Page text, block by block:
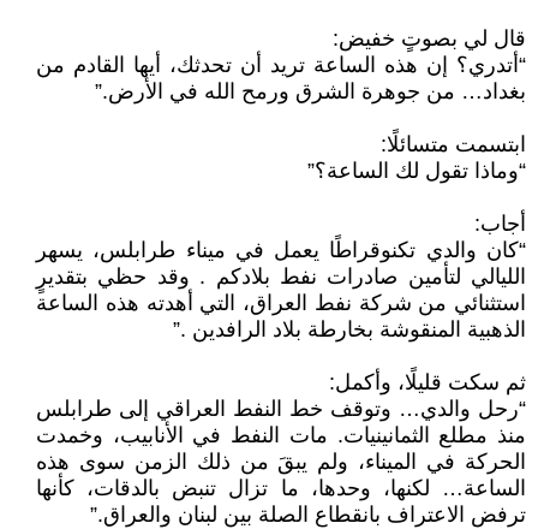
قال لي بصوتٍ خفيض:
“أتدري؟ إن هذه الساعة تريد أن تحدثك، أيها القادم من
بغداد… من جوهرة الشرق ورمح الله في الأرض.”
ابتسمت متسائلًا:
“وماذا تقول لك الساعة؟”
أجاب:
“كان والدي تكنوقراطًا يعمل في ميناء طرابلس، يسهر
الليالي لتأمين صادرات نفط بلادكم . وقد حظي بتقديرٍ
استثنائي من شركة نفط العراق، التي أهدته هذه الساعة
الذهبية المنقوشة بخارطة بلاد الرافدين .”
ثم سكت قليلًا، وأكمل:
“رحل والدي… وتوقف خط النفط العراقي إلى طرابلس
منذ مطلع الثمانينيات. مات النفط في الأنابيب، وخمدت
الحركة في الميناء، ولم يبقَ من ذلك الزمن سوى هذه
الساعة… لكنها، وحدها، ما تزال تنبض بالدقات، كأنها
ترفض الاعتراف بانقطاع الصلة بين لبنان والعراق.”